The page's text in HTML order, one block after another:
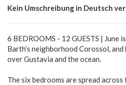
Kein Umschreibung in Deutsch
6 BEDROOMS - 12 GUESTS | June
Barth’s neighborhood Corossol,
over Gustavia and the ocean.
The six bedrooms are spread